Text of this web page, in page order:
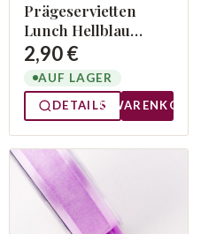
Prägeservietten
Lunch Hellblau
13305508
2,90 €
AUF LAGER
DETAILS
WARENKORB